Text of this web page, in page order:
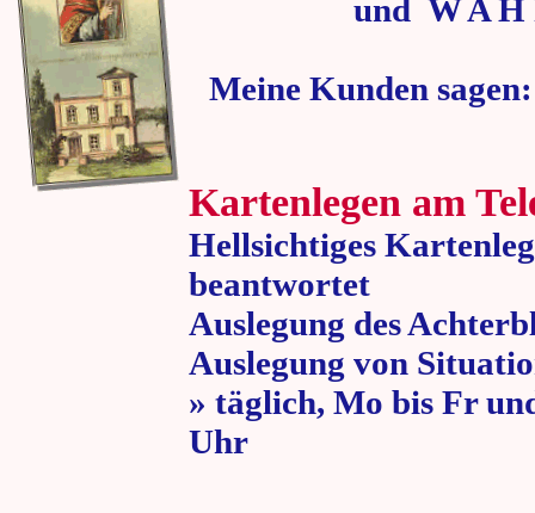
und W A H
Meine Kunden
Kartenlegen am
Hellsichtiges
beantwortet
Auslegung des
Auslegung von
» täglich, Mo bis Fr
Uhr » 80